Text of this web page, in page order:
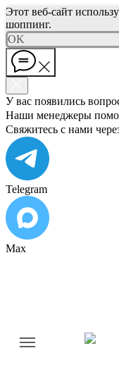
Этот веб-сайт
шоппинг.
OK
У вас появились
Наши менеджеры
Свяжитесь с нами
Telegram
Max